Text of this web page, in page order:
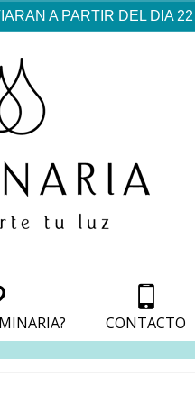
A PARTIR DEL DIA
CONTACTO